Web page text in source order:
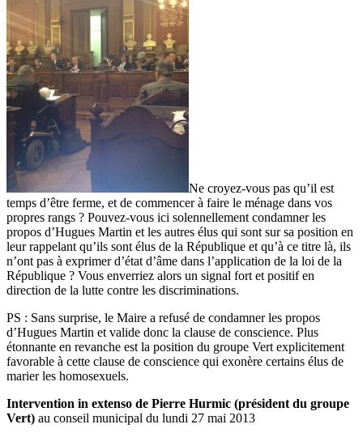
Ne croyez-vous pas qu’il est
temps d’être ferme, et de commencer à faire le ménage dans vos
propres rangs ? Pouvez-vous ici solennellement condamner les
propos d’Hugues Martin et les autres élus qui sont sur sa position en
leur rappelant qu’ils sont élus de la République et qu’à ce titre là, ils
n’ont pas à exprimer d’état d’âme dans l’application de la loi de la
République ? Vous enverriez alors un signal fort et positif en
direction de la lutte contre les discriminations.
PS : Sans surprise, le Maire a refusé de condamner les propos
d’Hugues Martin et valide donc la clause de conscience. Plus
étonnante en revanche est la position du groupe Vert explicitement
favorable à cette clause de conscience qui exonère certains élus de
marier les homosexuels.
Intervention in extenso de Pierre Hurmic (président du groupe
Vert) au conseil municipal du lundi 27 mai 2013